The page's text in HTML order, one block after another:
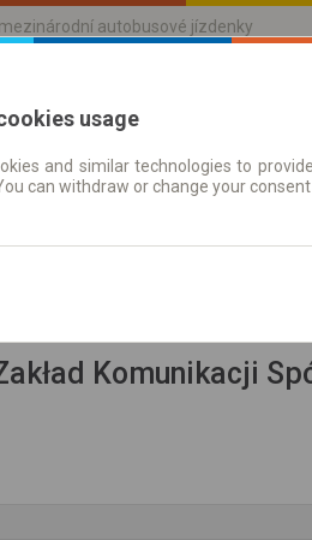
mezinárodní autobusové jízdenky
Jízdni řády a jízdenky
Komunikacji
usage
and similar technologies to
can withdraw or change your